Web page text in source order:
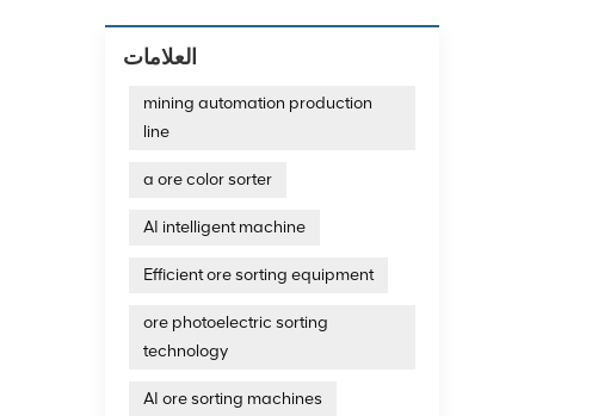
العلامات
mining automation production
line
a ore color sorter
AI intelligent machine
Efficient ore sorting equipment
ore photoelectric sorting
technology
AI ore sorting machines